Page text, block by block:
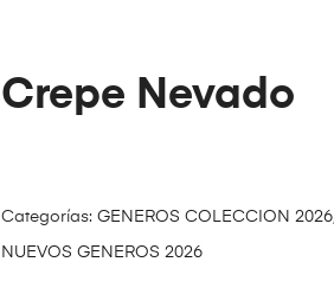
Crepe Nevado
Categorías:GENEROS COLECCION 2026
NUEVOS GENEROS 2026